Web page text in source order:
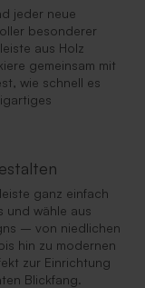
jeder neue
besonderer
aus Holz
gemeinsam mit
wie schnell es
ganz einfach
und wähle aus
– von niedlichen
hin zu modernen
zur Einrichtung
Blickfang.